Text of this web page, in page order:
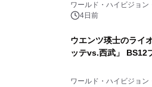
ワールド・ハイビジョン
4日前
ウエンツ瑛士のライ
ッテvs.西武」 BS12
ワールド・ハイビジョン